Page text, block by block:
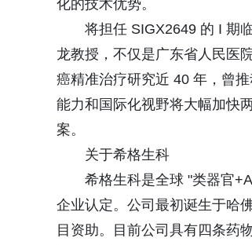
化的技术优势。
将担任 SIGX2649 的 I 期
龙教授，不仅是广东省人民医
癌精准治疗研究近 40 年，曾
能力和国际化视野将大幅加快
案。
关于希格生科
希格生科是全球 "类器官
企业认定。公司最初诞生于哈
目资助。目前公司具有四条药